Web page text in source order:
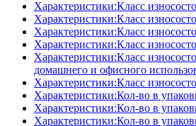
Характеристики:Класс
Характеристики:Класс
Характеристики:Класс
Характеристики:Класс
Характеристики:Класс
домашнего и офисного
Характеристики:Класс
Характеристики:Кол-во в
Характеристики:Кол-во в
Характеристики:Кол-во в